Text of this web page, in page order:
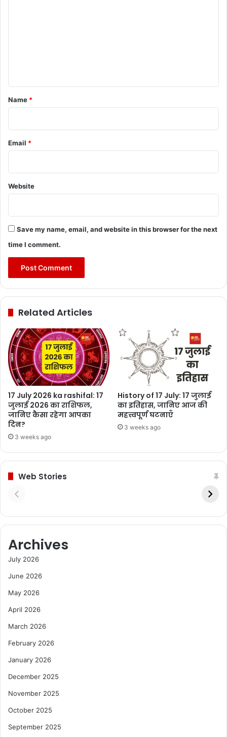
*
Name *
Email *
Website
Save my name, email, and website in this browser for the next
time I comment.
Related Articles
17 July 2026 ka rashifal: 17
जुलाई 2026 का राशिफल,
जानिए कैसा रहेगा आपका
दिन?
3 weeks ago
History of 17 July: 17 जुलाई
का इतिहास, जानिए आज की
महत्त्वपूर्ण घटनाएँ
3 weeks ago
Web Stories
Archives
July 2026
June 2026
May 2026
April 2026
March 2026
February 2026
January 2026
December 2025
November 2025
October 2025
September 2025